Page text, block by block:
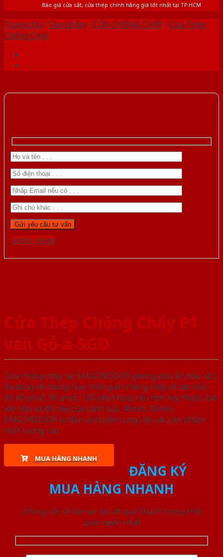
Báo giá cửa sắt, cửa thép chính hãng giá tốt nhất tại TP.HCM
Trang chủ /Sản phẩm /CỬA CHỐNG CHÁY/Cửa Thép
Chống Cháy
Gọi 0976.169.864
Cửa Thép Chống Cháy P1
van Gỗ-a-SGD
Cửa chống cháy tại SAIGONDOOR phong phú về màu sắc,
đa dạng về chủng loại, thời gian chống cháy có các mức
độ 60 phút, 90 phút, 120 phút hoặc lâu hơn tùy thuộc vào
vật liệu và độ dày của cánh cửa: 45mm, 50mm.
SAIGONDOOR là đơn vị chuyên cung cấp các sản phẩm
chất lượng cao.
MUA HÀNG NHANH
ĐĂNG KÝ
MUA HÀNG NHANH
Chúng tôi sẽ liên lạc lại với quý khách trong thời
gian ngắn nhất